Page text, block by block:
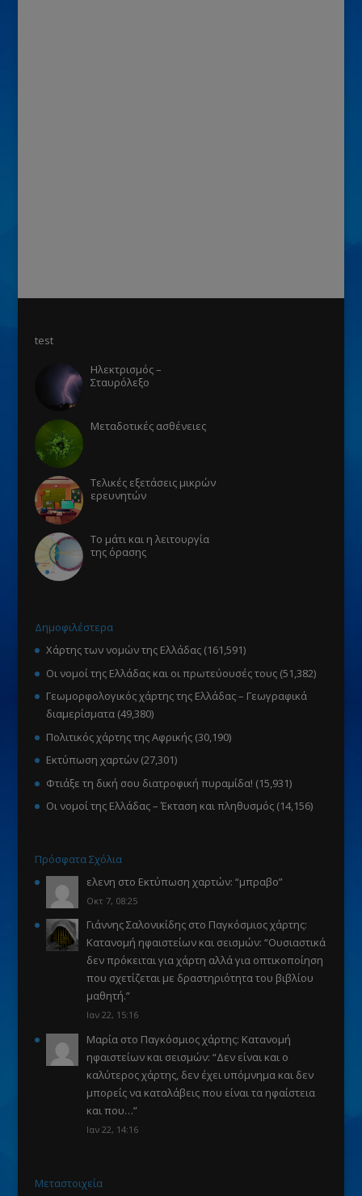
test
Ηλεκτρισμός –
Σταυρόλεξο
Μεταδοτικές ασθένειες
Τελικές εξετάσεις μικρών
ερευνητών
Το μάτι και η λειτουργία
της όρασης
Δημοφιλέστερα
Χάρτης των νομών της Ελλάδας (161,591)
Οι νομοί της Ελλάδας και οι πρωτεύουσές τους (51,382)
Γεωμορφολογικός χάρτης της Ελλάδας – Γεωγραφικά
διαμερίσματα (49,380)
Πολιτικός χάρτης της Αφρικής (30,190)
Εκτύπωση χαρτών (27,301)
Φτιάξε τη δική σου διατροφική πυραμίδα! (15,931)
Οι νομοί της Ελλάδας – Έκταση και πληθυσμός (14,156)
Πρόσφατα Σχόλια
ελενη στο Εκτύπωση χαρτών: “μπραβο”
Οκτ 7, 08:25
Γιάννης Σαλονικίδηςστο Παγκόσμιος χάρτης:
Κατανομή ηφαιστείων και σεισμών: “Ουσιαστικά
δεν πρόκειται για χάρτη αλλά για οπτικοποίηση
που σχετίζεται με δραστηριότητα του βιβλίου
μαθητή.”
Ιαν 22, 15:16
Μαρία στο Παγκόσμιος χάρτης: Κατανομή
ηφαιστείων και σεισμών: “Δεν είναι και ο
καλύτερος χάρτης, δεν έχει υπόμνημα και δεν
μπορείς να καταλάβεις που είναι τα ηφαίστεια
και που…”
Ιαν 22, 14:16
Μεταστοιχεία